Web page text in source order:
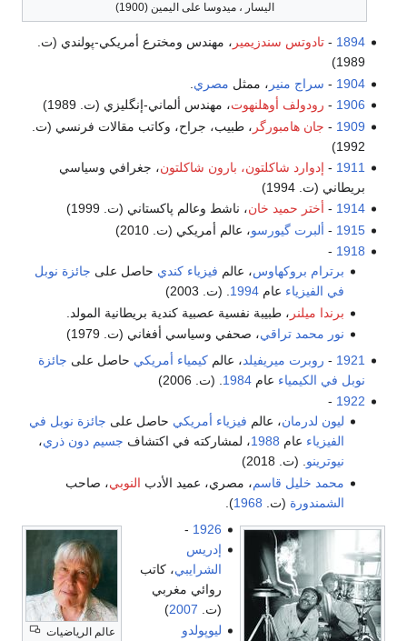
اليسار ، ميدوسا على اليمين (1900)
1894
-تادوتس سندزيمير ، مهندس ومخترع أمريكي-پولندي (ت.
1989)
1904
- سراج منير ، ممثل مصري
1906
- رودولف أوهلنهوت، مهندس ألماني-إنگليزي (ت. 1989)
1909
- جان هامبورگر ، طبيب، جراح، وكاتب مقالات فرنسي (ت.
1992)
1911
- إدوارد شاكلتون، بارون شاكلتون، جغرافي وسياسي
بريطاني (ت. 1994)
1914
- أختر حميد خان، ناشط وعالم پاكستاني (ت. 1999)
1915
- ألبرت گيورسو، عالم أمريكي (ت. 2010)
1918
-
برترام بروكهاوس، عالم فيزياء كندي حاصل على جائزة نوبل
في الفيزياء عام 1994 . (ت. 2003)
برندا ميلنر ، طبيبة نفسية عصبية كندية بريطانية المولد.
نور محمد تراقي، صحفي وسياسي أفغاني (ت. 1979)
1921
- روبرت ميريفيلد، عالمكيمياء أمريكي حاصل على جائزة
نوبل في الكيمياء عام1984 . (ت. 2006)
1922
-
ليون لدرمان، عالم فيزياء أمريكي حاصل على جائزة نوبل في
الفيزياء عام 1988، لمشاركته في اكتشاف جسيم دون ذري،
نيوترينو. (ت. 2018)
محمد خليل قاسم، مصري، عميد الأدب النوبي، صاحب
الشمندورة (ت. 1968
).
عالم الرياضيات
1926
-
إدريس
الشرايبي، كاتب
روائي مغربي
(ت. 2007
)
ليوپولدو